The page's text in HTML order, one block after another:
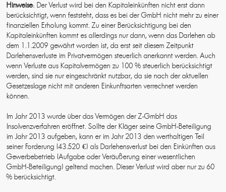
Hinweise: Der Verlust wird bei den Kapitaleinkünften nicht erst dann
berücksichtigt, wenn feststeht, dass es bei der GmbH nicht mehr zu einer
finanziellen Erholung kommt. Zu einer Berücksichtigung bei den
Kapitaleinkünften kommt es allerdings nur dann, wenn das Darlehen ab
dem 1.1.2009 gewährt worden ist, da erst seit diesem Zeitpunkt
Darlehensverluste im Privatvermögen steuerlich anerkannt werden. Auch
wenn Verluste aus Kapitalvermögen zu 100 % steuerlich berücksichtigt
werden, sind sie nur eingeschränkt nutzbar, da sie nach der aktuellen
Gesetzeslage nicht mit anderen Einkunftsarten verrechnet werden
können.
Im Jahr 2013 wurde über das Vermögen der Z-GmbH das
Insolvenzverfahren eröffnet. Sollte der Kläger seine GmbH-Beteiligung
im Jahr 2013 aufgeben, kann er im Jahr 2013 den werthaltigen Teil
seiner Forderung (43.520 €) als Darlehensverlust bei den Einkünften aus
Gewerbebetrieb (Aufgabe oder Veräußerung einer wesentlichen
GmbH-Beteiligung) geltend machen. Dieser Verlust wird aber nur zu 60
% berücksichtigt.